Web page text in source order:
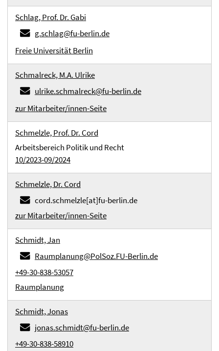
Schlag, Prof. Dr. Gabi
g.schlag@fu-berlin.de
Freie Universität Berlin
Schmalreck, M.A. Ulrike
ulrike.schmalreck@fu-berlin.de
zur Mitarbeiter/innen-Seite
Schmelzle, Prof. Dr. Cord
Arbeitsbereich Politik und Recht
10/2023-09/2024
Schmelzle, Dr. Cord
cord.schmelzle[at]fu-berlin.de
zur Mitarbeiter/innen-Seite
Schmidt, Jan
Raumplanung@PolSoz.FU-Berlin.de
+49-30-838-53057
Raumplanung
Schmidt, Jonas
jonas.schmidt@fu-berlin.de
+49-30-838-58910